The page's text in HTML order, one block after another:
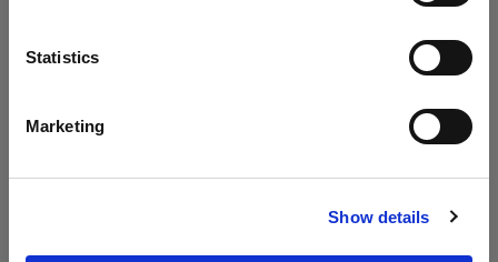
Statistics
Marketing
Show details
Visita sito